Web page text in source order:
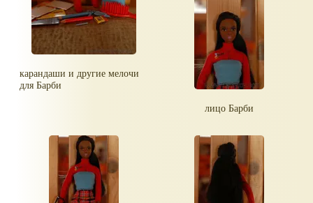
карандаши и другие мелочи
для Барби
лицо Барби